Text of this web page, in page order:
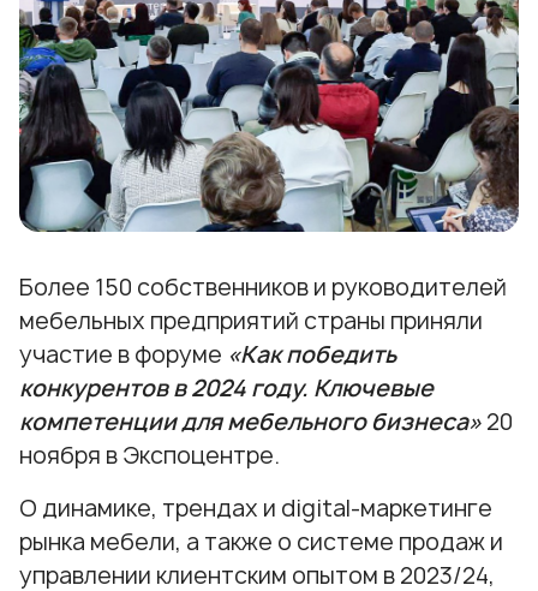
Более 150 собственников и руководителей
мебельных предприятий страны приняли
участие в форуме «Как победить
конкурентов в 2024 году. Ключевые
компетенции для мебельного бизнеса»20
ноября в Экспоцентре.
О динамике, трендах и digital-маркетинге
рынка мебели, а также о системе продаж и
управлении клиентским опытом в 2023/24,